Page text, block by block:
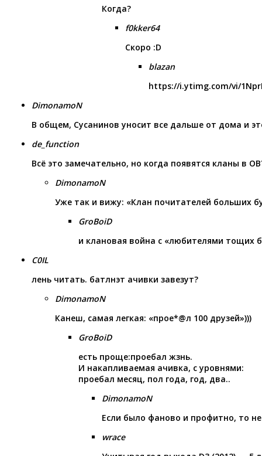
Когда?
f0kker64
Скоро :D
blazan
https://i.ytimg.com/vi/
DimonamoN
В общем, Сусанинов уносит все дальше от дома и
de_function
Всё это замечательно, но когда появятся кланы в
DimonamoN
Уже так и вижу: «Клан почитателей больших
GroBoiD
и клановая война с «любителями тощих
C0IL
лень читать. батлнэт ачивки завезут?
DimonamoN
Канеш, самая легкая: «прое*@л 100 друзей»)))
GroBoiD
есть проще:проебал жзнь.
И накапливаемая ачивка, с уровнями:
проебал месяц, пол года, год, два..
DimonamoN
Если было фаново и профитно, то
wrace